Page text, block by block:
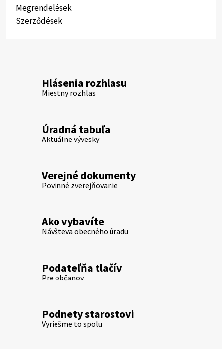
Megrendelések
Szerződések
Hlásenia rozhlasu
Miestny rozhlas
Úradná tabuľa
Aktuálne vývesky
Verejné dokumenty
Povinné zverejňovanie
Ako vybavíte
Návšteva obecného úradu
Podateľňa tlačív
Pre občanov
Podnety starostovi
Vyriešme to spolu